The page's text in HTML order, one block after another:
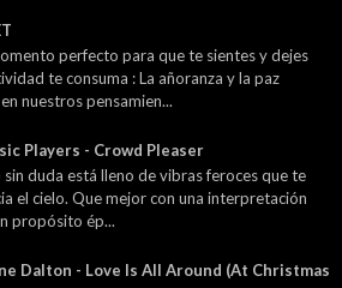
perfecto para que te sientes y dejes
te consuma : La añoranza y la paz
nuestros pensamien...
Players - Crowd Pleaser
sin duda está lleno de vibras feroces que te
el cielo. Que mejor con una interpretación
propósito ép...
Dalton - Love Is All Around (At Christmas